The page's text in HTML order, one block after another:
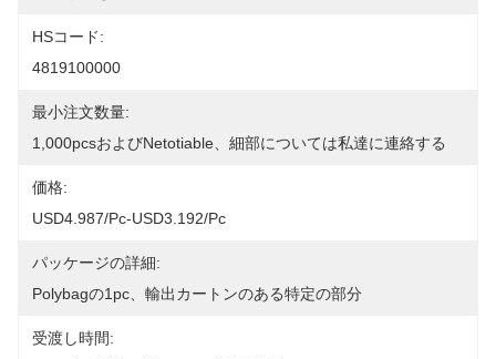
HSコード:
4819100000
最小注文数量:
1,000pcsおよびnetotiable、細部については私達に連絡する
価格:
USD4.987/pc-USD3.192/pc
パッケージの詳細:
Polybagの1pc、輸出カートンのある特定の部分
受渡し時間: